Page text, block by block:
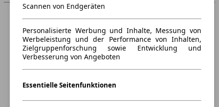
Scannen von Endgeräten
Personalisierte Werbung und Inhalte, Messung von
Werbeleistung und der Performance von Inhalten,
Zielgruppenforschung sowie Entwicklung und
Verbesserung von Angeboten
Essentielle Seitenfunktionen